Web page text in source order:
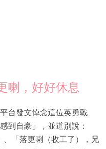
喇，好好休息
台發文悼念這位英勇戰
到自豪」，並道別說：
、「落更喇（收工了），兄